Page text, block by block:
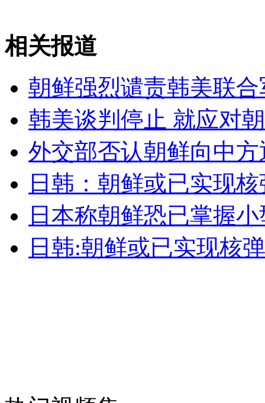
山西运城恶犬咬伤多人 警民合力深夜将其击毙
女孩北京地铁殴打老人 痛下狠手拳打脚踢
无痛分娩是否安全 医生回应
外交部：反对强权政治霸凌主义
外交部：有关国家言论片面不公正
相关报道
朝鲜强烈谴责韩美联合
韩美谈判停止 就应对
外交部否认朝鲜向中
日韩：朝鲜或已实现
日本称朝鲜恐已掌握
日韩:朝鲜或已实现核